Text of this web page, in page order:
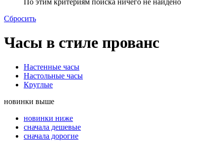
По этим критериям поиска ничего не найдено
Сбросить
Часы в стиле прованс
Настенные часы
Настольные часы
Круглые
новинки выше
новинки ниже
сначала дешевые
сначала дорогие